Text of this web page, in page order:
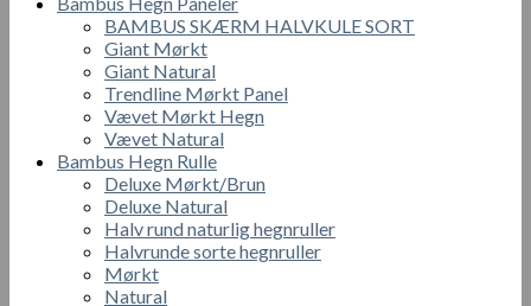
BAMBUS SKÆRM HALVKULE SORT
Giant Mørkt
Giant Natural
Trendline Mørkt Panel
Vævet Mørkt Hegn
Vævet Natural
Bambus Hegn Rulle
Deluxe Mørkt/Brun
Deluxe Natural
Halv rund naturlig hegnruller
Halvrunde sorte hegnruller
Mørkt
Natural